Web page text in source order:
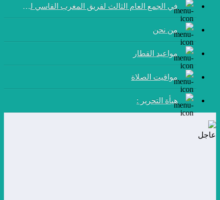
في الجمع العام الثالث لفريق المغرب الفاسي لكرة القدم:
من نحن
مواعيد القطار
مواقيت الصلاة
هيأة التحرير :
عاجل